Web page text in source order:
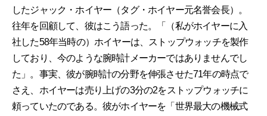
したジャック・ホイヤー（タグ・ホイヤー元名誉会長）。
往年を回顧して、彼はこう語った。「（私がホイヤーに入
社した58年当時の）ホイヤーは、ストップウォッチを製作
しており、今のような腕時計メーカーではありませんでし
た」。事実、彼が腕時計の分野を伸張させた71年の時点で
さえ、ホイヤーは売り上げの3分の2をストップウォッチに
頼っていたのである。彼がホイヤーを「世界最大の機械式